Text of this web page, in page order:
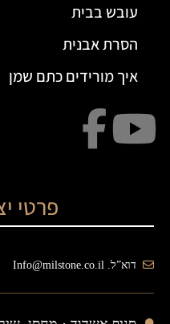
עובש בבית
הסרת אבנית
איך מורידים כתם שמן
פרטי
דוא”ל. Info@milstone.co.il